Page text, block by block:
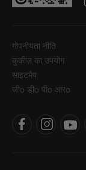
गोपनीयता नीति
कुकीज़ का उपयोग
साइटमैप
जीo डीo पीo आरo